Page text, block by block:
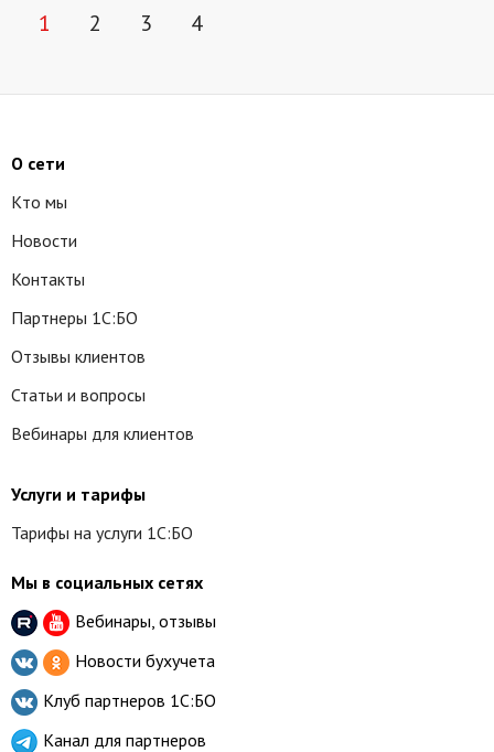
1 2 3 4
О сети
Кто мы
Новости
Контакты
Партнеры 1С:БО
Отзывы клиентов
Статьи и вопросы
Вебинары для клиентов
Услуги и тарифы
Тарифы на услуги 1С:БО
Мы в социальных сетях
Вебинары, отзывы
Новости бухучета
Клуб партнеров 1С:БО
Канал для партнеров